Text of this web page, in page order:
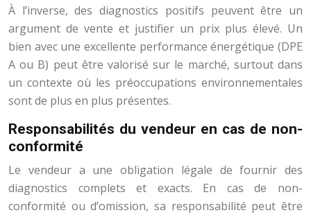
À l’inverse, des diagnostics positifs peuvent être un
argument de vente et justifier un prix plus élevé. Un
bien avec une excellente performance énergétique (DPE
A ou B) peut être valorisé sur le marché, surtout dans
un contexte où les préoccupations environnementales
sont de plus en plus présentes.
Responsabilités du vendeur en cas de non-
conformité
Le vendeur a une obligation légale de fournir des
diagnostics complets et exacts. En cas de non-
conformité ou d’omission, sa responsabilité peut être